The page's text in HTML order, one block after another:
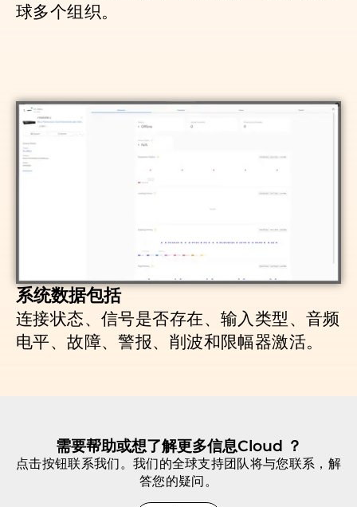
球多个组织。
系统数据包括
连接状态、信号是否存在、输入类型、音频
电平、故障、警报、削波和限幅器激活。
需要帮助或想了解更多信息Cloud ？
点击按钮联系我们。我们的全球支持团队将与您联系，解
答您的疑问。